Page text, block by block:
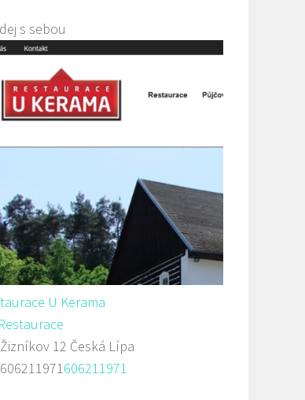
s sebou
U Kerama
Žizníkov 12 Česká Lípa
606211971606211971